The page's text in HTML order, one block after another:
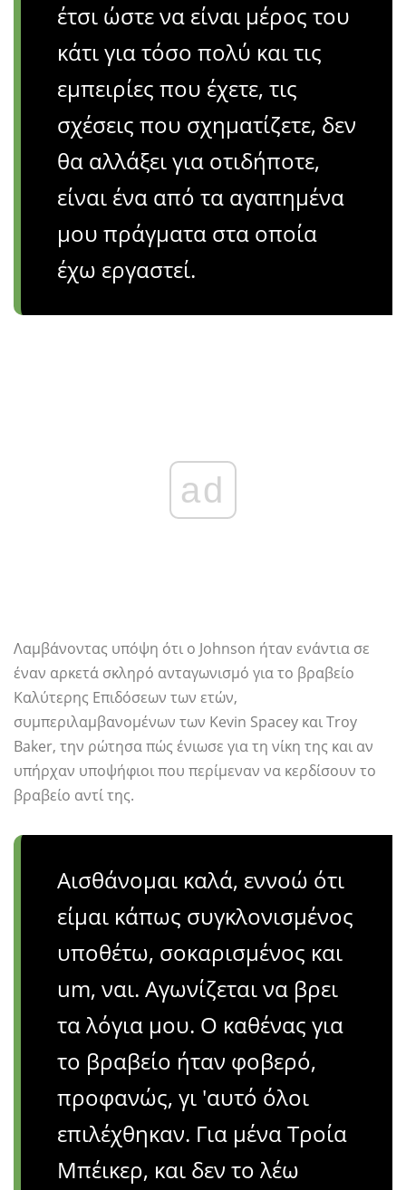
έτσι ώστε να είναι μέρος του
κάτι για τόσο πολύ και τις
εμπειρίες που έχετε, τις
σχέσεις που σχηματίζετε, δεν
θα αλλάξει για οτιδήποτε,
είναι ένα από τα αγαπημένα
μου πράγματα στα οποία
έχω εργαστεί.
ad
Λαμβάνοντας υπόψη ότι ο Johnson ήταν ενάντια σε
έναν αρκετά σκληρό ανταγωνισμό για το βραβείο
Καλύτερης Επιδόσεων των ετών,
συμπεριλαμβανομένων των Kevin Spacey και Troy
Baker, την ρώτησα πώς ένιωσε για τη νίκη της και αν
υπήρχαν υποψήφιοι που περίμεναν να κερδίσουν το
βραβείο αντί της.
Αισθάνομαι καλά, εννοώ ότι
είμαι κάπως συγκλονισμένος
υποθέτω, σοκαρισμένος και
um, ναι. Αγωνίζεται να βρει
τα λόγια μου. Ο καθένας για
το βραβείο ήταν φοβερό,
προφανώς, γι 'αυτό όλοι
επιλέχθηκαν. Για μένα Τροία
Μπέικερ, και δεν το λέω